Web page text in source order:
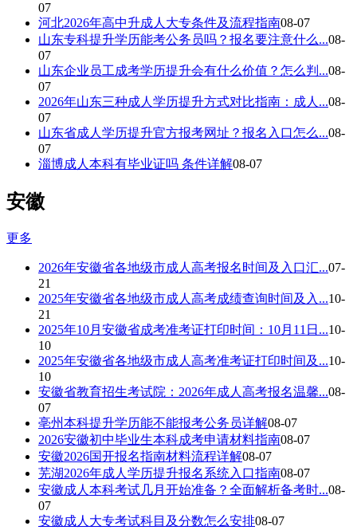
07
河北2026年高中升成人大专条件及流程指南08-07
山东专科提升学历能考公务员吗？报名要注意什么...08-
07
山东企业员工成考学历提升会有什么价值？怎么判...08-
07
2026年山东三种成人学历提升方式对比指南：成人...08-
07
山东省成人学历提升官方报考网址？报名入口怎么...08-
07
淄博成人本科有毕业证吗 条件详解08-07
安徽
更多
2026年安徽省各地级市成人高考报名时间及入口汇...07-
21
2025年安徽省各地级市成人高考成绩查询时间及入...10-
21
2025年10月安徽省成考准考证打印时间：10月11日...10-
10
2025年安徽省各地级市成人高考准考证打印时间及...10-
10
安徽省教育招生考试院：2026年成人高考报名温馨...08-
07
亳州本科提升学历能不能报考公务员详解08-07
2026安徽初中毕业生本科成考申请材料指南08-07
安徽2026国开报名指南材料流程详解08-07
芜湖2026年成人学历提升报名系统入口指南08-07
安徽成人本科考试几月开始准备？全面解析备考时...08-
07
安徽成人大专考试科目及分数怎么安排08-07